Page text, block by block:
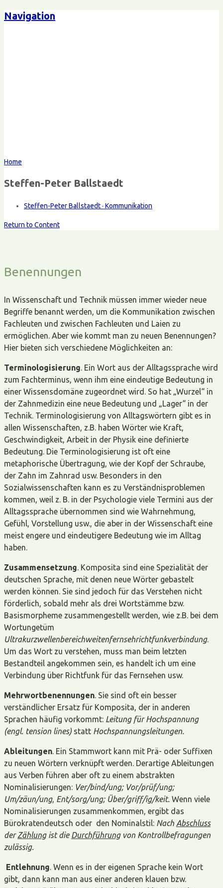
Navigation
Home
Steffen-Peter Ballstaedt
Steffen-Peter Ballstaedt · Kommunikation
Return to Content
Benennungen
In Wissenschaft und Technik müssen immer wieder neue
Begriffe benannt werden, um die Kommunikation zwischen
Fachleuten und zwischen Fachleuten und Laien zu
ermöglichen. Aber wie kommt man zu neuen Benennungen?
Hier bieten sich verschiedene Möglichkeiten an:
Terminologisierung . Ein Wort aus der Alltagssprache wird
zum Fachterminus, wenn ihm eine eindeutige Bedeutung in
einer Wissensdomäne zugeordnet wird. So hat „Wurzel“ in
der Zahnmedizin eine neue Bedeutung und „Lager“ in der
Technik. Terminologisierung von Alltagswörtern gibt es in
allen Wissenschaften, z.B. haben Wörter wie Kraft,
Geschwindigkeit, Arbeit in der Physik eine definierte
Bedeutung. Die Terminologisierung ist oft eine
metaphorische Übertragung, wie der Kopf der Schraube,
der Zahn im Zahnrad usw. Besonders in den
Sozialwissenschaften kann es zu Verständnisproblemen
kommen, weil z. B. in der Psychologie viele Termini aus der
Alltagssprache übernommen sind wie Wahrnehmung,
Gefühl, Vorstellung usw., die aber in der Wissenschaft eine
meist engere und eindeutigere Bedeutung wie im Alltag
haben.
Zusammensetzung . Komposita sind eine Spezialität der
deutschen Sprache, mit denen neue Wörter gebastelt
werden können. Sie sind jedoch für das Verstehen nicht
förderlich, sobald mehr als drei Wortstämme bzw.
Basismorpheme zusammengestellt werden, wie z.B. bei dem
Wortungetüm
Ultrakurzwellenbereichweitenfernsehrichtfunkverbindung.
Um das Wort zu verstehen, muss man beim letzten
Bestandteil angekommen sein, es handelt ich um eine
Verbindung über Richtfunk für das Fernsehen usw.
Mehrwortbenennungen . Sie sind oft ein besser
verständlicher Ersatz für Komposita, der in anderen
Sprachen häufig vorkommt: Leitung für Hochspannung
(engl. tension lines) statt Hochspannungsleitungen.
Ableitungen . Ein Stammwort kann mit Prä- oder Suffixen
zu neuen Wörtern verknüpft werden. Derartige Ableitungen
aus Verben führen aber oft zu einem abstrakten
Nominalisierungen: Ver/bind/ung; Vor/prüf/ung;
Um/zäun/ung, Ent/sorg/ung; Über/griff/ig/keit. Wenn viele
Nominalisierungen zusammenkommen, ergibt das
Bürokratendeutsch oder den Nominalstil: Nach Abschluss
derZählungist die Durchführungvon Kontrollbefragungen
zulässig.
Entlehnung . Wenn es in der eigenen Sprache kein Wort
gibt, dann kann man aus einer anderen klauen bzw.